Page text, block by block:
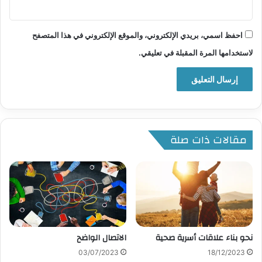
احفظ اسمي، بريدي الإلكتروني، والموقع الإلكتروني في هذا المتصفح
لاستخدامها المرة المقبلة في تعليقي.
مقالات ذات صلة
نحو بناء علاقات أسرية صحية
18/12/2023
الاتصال الواضح
03/07/2023